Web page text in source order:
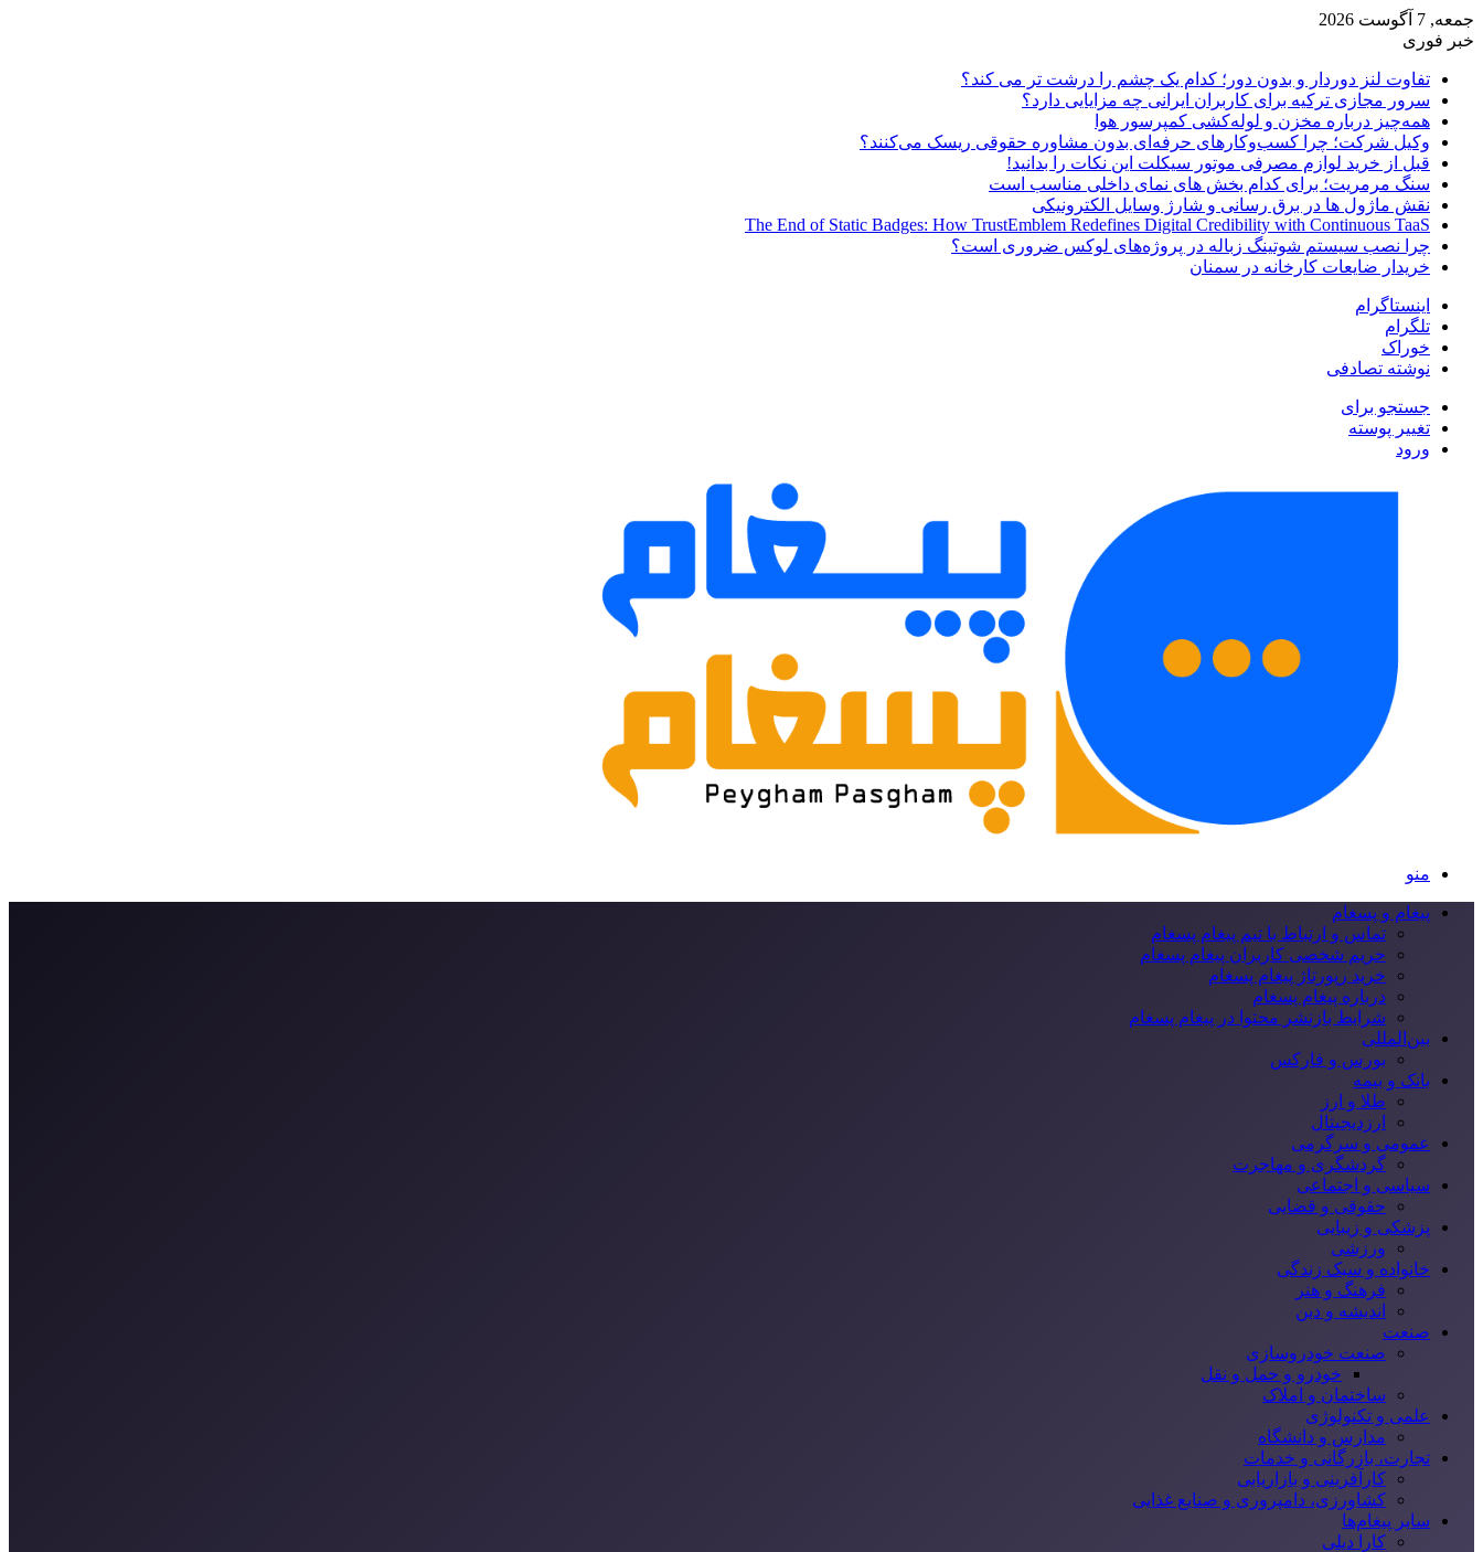
جمعه, 7 آگوست 2026
خبر فوری
تفاوت لنز دوردار و بدون دور؛ کدام یک چشم را درشت تر می کند؟
سرور مجازی ترکیه برای کاربران ایرانی چه مزایایی دارد؟
همه‌چیز درباره مخزن و لوله‌کشی کمپرسور هوا
وکیل شرکت؛ چرا کسب‌وکارهای حرفه‌ای بدون مشاوره حقوقی ریسک می‌کنند؟
قبل از خرید لوازم مصرفی موتور سیکلت این نکات را بدانید!
سنگ مرمریت؛ برای کدام بخش های نمای داخلی مناسب است
نقش ماژول ها در برق رسانی و شارژ وسایل الکترونیکی
The End of Static Badges: How TrustEmblem Redefines Digital Credibility with Continuous TaaS
چرا نصب سیستم شوتینگ زباله در پروژه‌های لوکس ضروری است؟
خریدار ضایعات کارخانه در سمنان
اینستاگرام
تلگرام
خوراک
نوشته تصادفی
جستجو برای
تغییر پوسته
ورود
منو
پیغام و پسغام
تماس و ارتباط با تیم پیغام پسغام
حریم شخصی کاربران پیغام پسغام
خرید رپورتاژ پیغام پسغام
درباره پیغام پسغام
شرایط بازنشر محتوا در پیغام پسغام
بین‌المللی
بورس و فارکس
بانک و بیمه
طلا و ارز
ارزدیجیتال
عمومی و سرگرمی
گردشگری و مهاجرت
سیاسی و اجتماعی
حقوقی و قضایی
پزشکی و زیبایی
ورزشی
خانواده و سبک زندگی
فرهنگ و هنر
اندیشه و دین
صنعت
صنعت خودروسازی
خودرو و حمل و نقل
ساختمان و املاک
علمی و تکنولوژی
مدارس و دانشگاه
تجارت، بازرگانی و خدمات
کارآفرینی و بازاریابی
کشاورزی، دامپروری و صنایع غذایی
سایر پیغام‌ها
کارا دیلی